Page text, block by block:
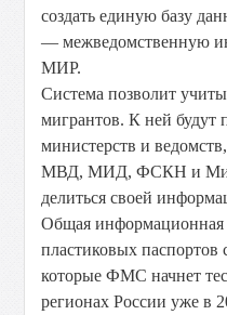
создать единую базу
— межведомственную
МИР.
Система позволит
мигрантов. К ней будут
министерств и
МВД, МИД, ФСКН и
делиться своей
Общая информационная
пластиковых
которые ФМС начнет
регионах России уже в